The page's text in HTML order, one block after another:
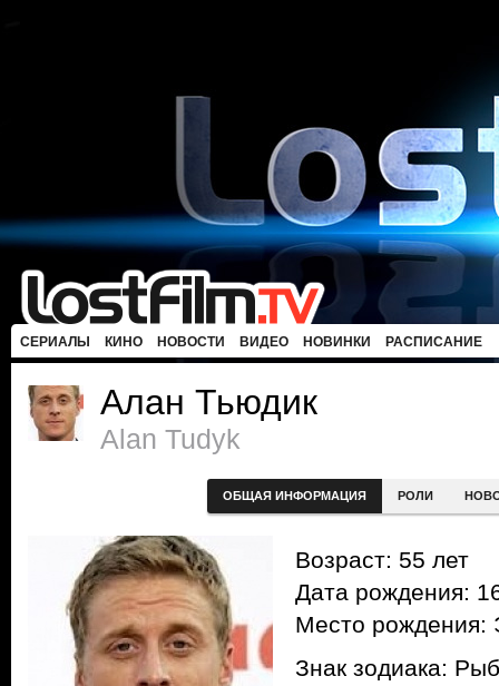
СЕРИАЛЫ КИНО НОВОСТИ ВИДЕО НОВИНКИ РАСПИСАНИЕ
Алан Тьюдик
Alan Tudyk
ОБЩАЯ ИНФОРМАЦИЯ РОЛИ
Возраст: 55 лет
Дата рождения:
Место
Знак зодиака: